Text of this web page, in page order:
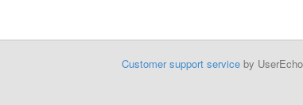
Customer support serviceby UserEcho